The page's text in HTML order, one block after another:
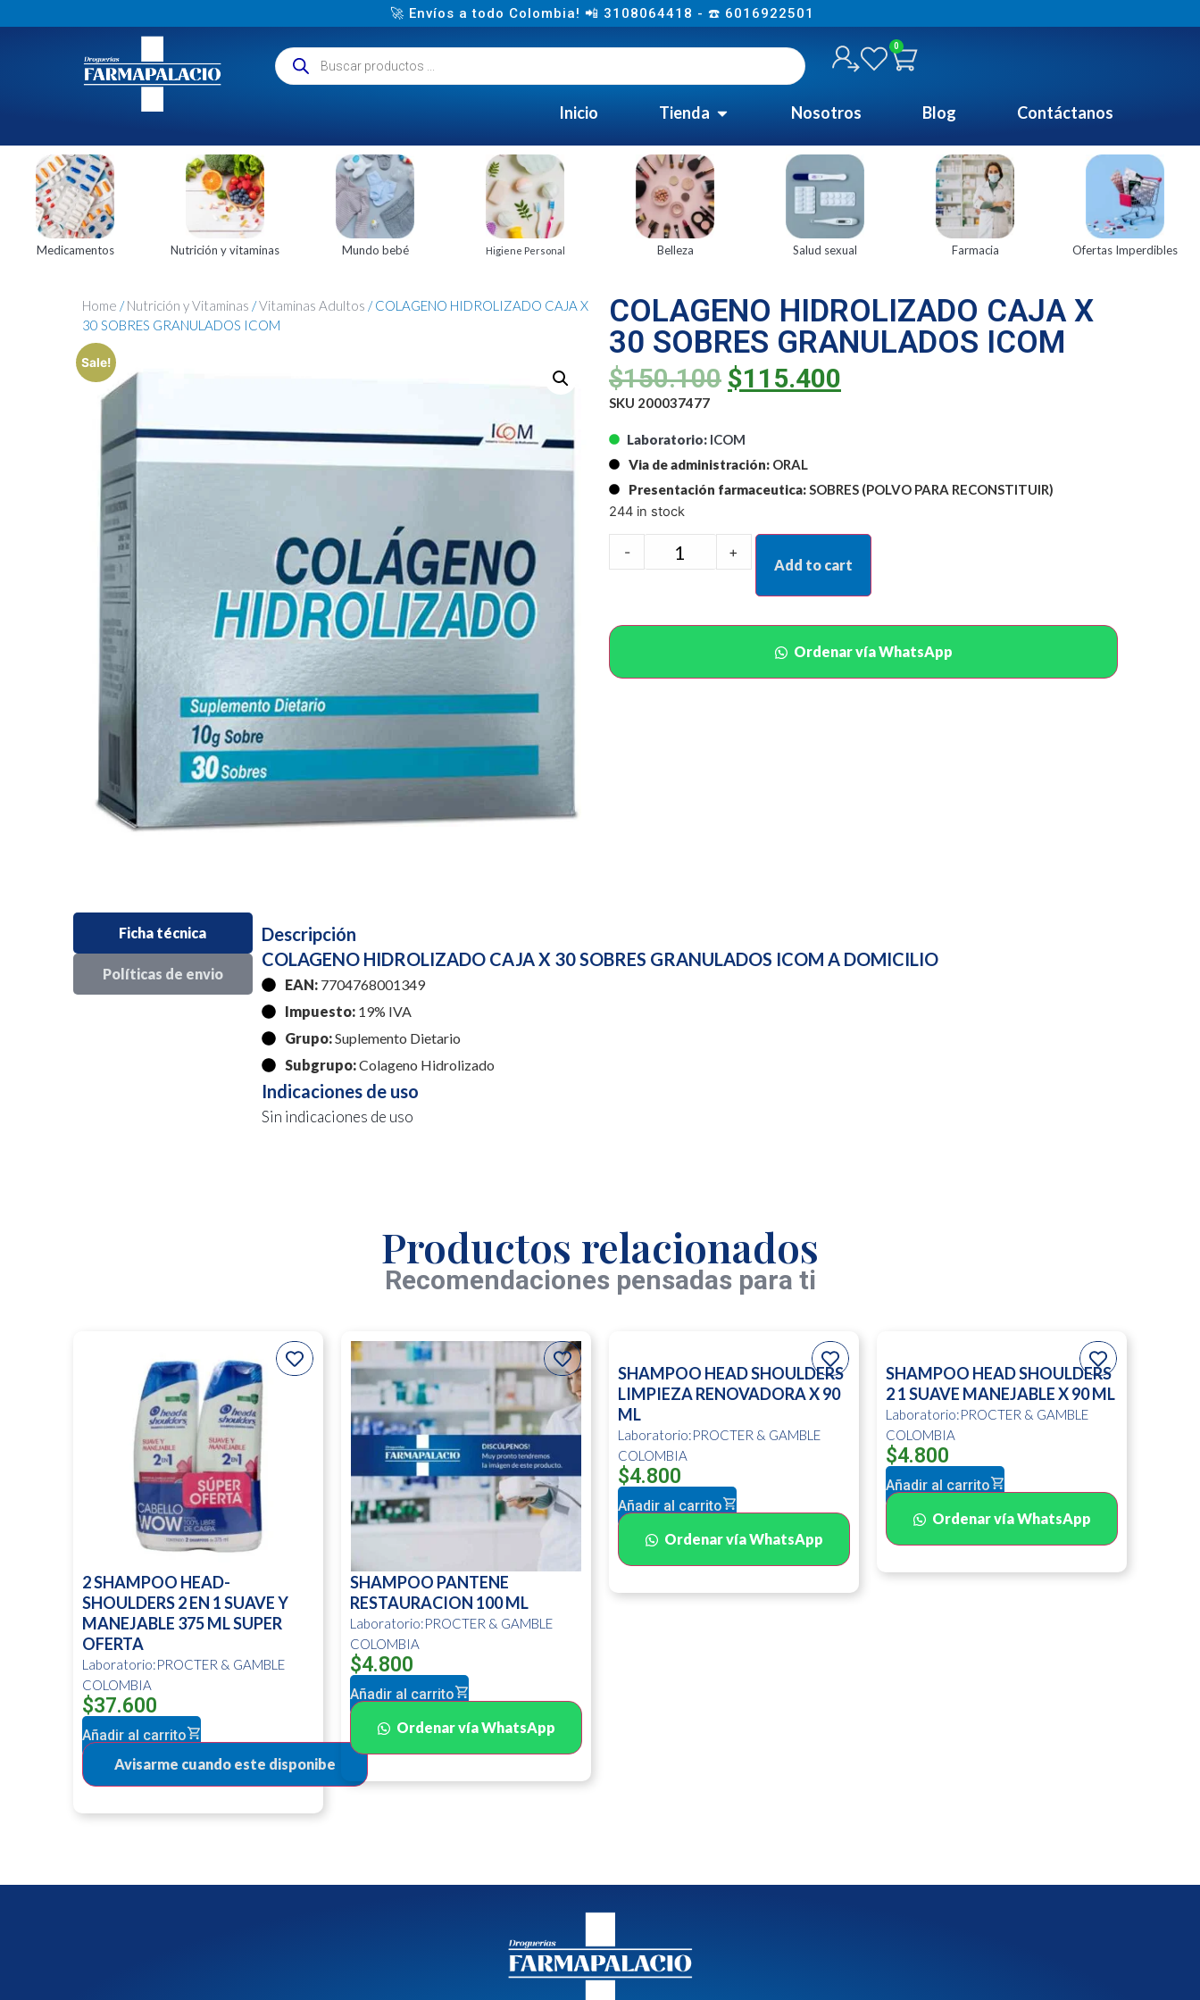
🚀 Envíos a todo Colombia! 📲 3108064418 - ☎️ 6016922501
0
Inicio Tienda Nosotros Blog Contáctanos
Medicamentos Nutrición y vitaminas Mundo bebé Higiene Personal Belleza Salud sexual Farmacia Ofertas Imperdibles
Home /Nutrición y Vitaminas /Vitaminas Adultos / COLAGENO HIDROLIZADO CAJA X
30 SOBRES GRANULADOS ICOM
Sale!
COLAGENO HIDROLIZADO CAJA X
30 SOBRES GRANULADOS ICOM
$150.100 $115.400
SKU 200037477
Laboratorio: ICOM
Via de administración: ORAL
Presentación farmaceutica:SOBRES (POLVO PARA RECONSTITUIR)
244 in stock
- +
Add to cart
Ordenar vía WhatsApp
Ficha técnica
Políticas de envio
Descripción
COLAGENO HIDROLIZADO CAJA X 30 SOBRES GRANULADOS ICOM A DOMICILIO
EAN:7704768001349
Impuesto:19% IVA
Grupo:Suplemento Dietario
Subgrupo:Colageno Hidrolizado
Indicaciones de uso
Sin indicaciones de uso
Productos relacionados
Recomendaciones pensadas para ti
2 SHAMPOO HEAD-
SHOULDERS 2 EN 1 SUAVE Y
MANEJABLE 375 ML SUPER
OFERTA
Laboratorio:PROCTER & GAMBLE
COLOMBIA
$37.600
Añadir al carrito
SHAMPOO PANTENE
RESTAURACION 100 ML
Laboratorio:PROCTER & GAMBLE
COLOMBIA
$4.800
Añadir al carrito
Ordenar vía WhatsApp
SHAMPOO HEAD SHOULDERS
LIMPIEZA RENOVADORA X 90
ML
Laboratorio:PROCTER & GAMBLE
COLOMBIA
$4.800
Añadir al carrito
Ordenar vía WhatsApp
SHAMPOO HEAD SHOULDERS
2 1 SUAVE MANEJABLE X 90 ML
Laboratorio:PROCTER & GAMBLE
COLOMBIA
$4.800
Añadir al carrito
Ordenar vía WhatsApp